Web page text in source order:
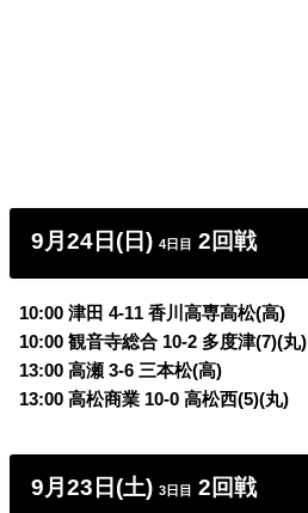
9月24日(日)4日目 2回戦
10:00 津田 4-11 香川高専高松(高)
10:00 観音寺総合 10-2 多度津(7)(丸)
13:00 高瀬 3-6 三本松(高)
13:00 高松商業 10-0 高松西(5)(丸)
9月23日(土)3日目 2回戦